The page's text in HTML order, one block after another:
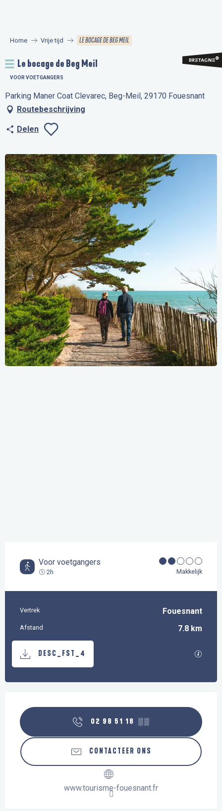
principal
Home Vrije tijd LE BOCAGE DE BEG MEIL
Le bocage de Beg Meil
VOOR VOETGANGERS
Parking Maner Coat Clevarec, Beg-Meil, 29170 Fouesnant
Routebeschrijving
Delen
Voor voetgangers
2h Makkelijk
Praktische informatie
Vertrek Fouesnant
Afstand 7.8 km
Documentatie
DESC_FST_4 Met
02 98 51 18 ▒▒
CONTACTEER ONS
www.tourisme-fouesnant.fr